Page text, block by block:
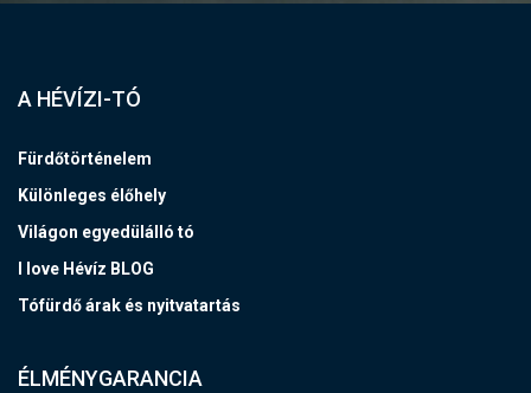
A HÉVÍZI-TÓ
Fürdőtörténelem
Különleges élőhely
Világon egyedülálló tó
I love Hévíz BLOG
Tófürdő árak és nyitvatartás
ÉLMÉNYGARANCIA